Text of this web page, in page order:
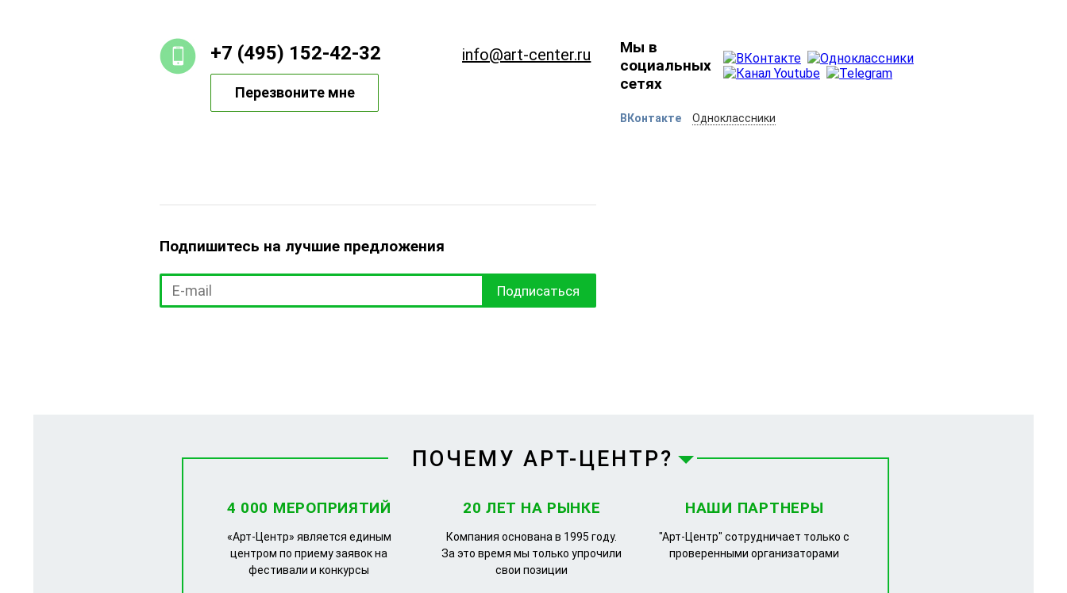
+7 (495) 152-42-32
Перезвоните мне
info@art-center.ru
Подпишитесь на лучшие предложения
Подписаться
Мы в
социальных
сетях
ВКонтакте Одноклассники
ПОЧЕМУ АРТ-ЦЕНТР?
4 000 МЕРОПРИЯТИЙ
«Арт-Центр» является единым
центром по приему заявок на
фестивали и конкурсы
20 ЛЕТ НА РЫНКЕ
Компания основана в 1995 году.
За это время мы только упрочили
свои позиции
НАШИ ПАРТНЕРЫ
"Арт-Центр" сотрудничает только с
проверенными организаторами